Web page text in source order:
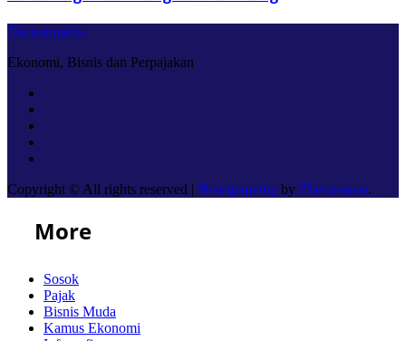
Ekonompedia
Ekonomi, Bisnis dan Perpajakan
Copyright © All rights reserved | Newspaperup by Themeansar.
More
Sosok
Pajak
Bisnis Muda
Kamus Ekonomi